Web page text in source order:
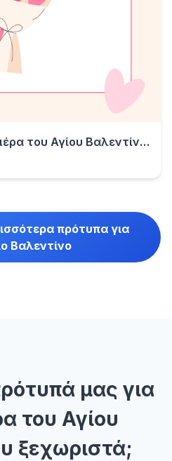
Ροζ κάρτα για την Ημέρα του Αγίου Βαλεντίνου
πρότυπα για
Βαλεντίνο
μας για
του Αγίου
ξεχωριστά;